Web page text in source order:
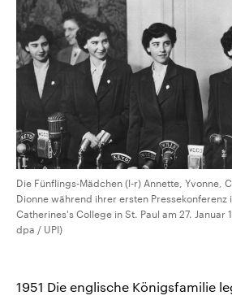
Die Fünflings-Mädchen (l-r) Annette, Yvonne,
Dionne während ihrer ersten Pressekonferenz
Catherines's College in St. Paul am 27.
dpa / UPI)
1951 Die englische Königsfamilie